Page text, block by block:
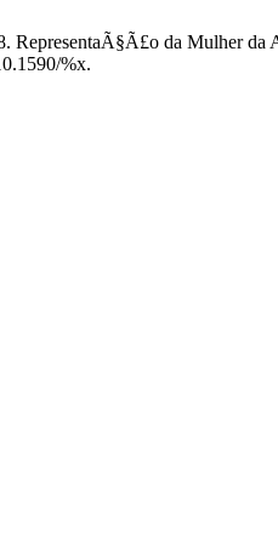
RepresentaÃ§Ã£o da Mulher
%x.